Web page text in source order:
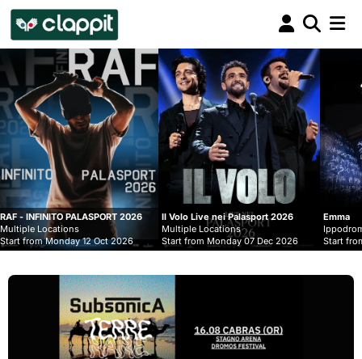
Clappit
biglietteria
2026
2026
Il Volo Live nei Palasport 2026
Multiple Locations
Start from Monday 07 Dec 2026
Emma
Ippodromo Snai - San Siro
Start from Wednesday 09 Sep